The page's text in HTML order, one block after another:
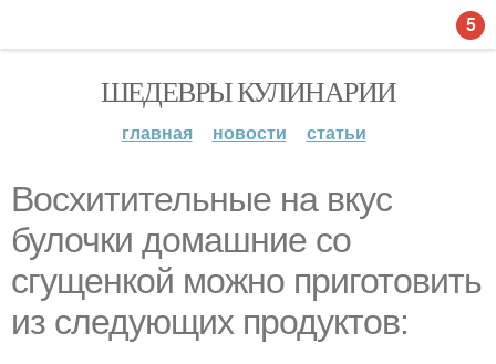
ШЕДЕВРЫ КУЛИНАРИИ
главная новости статьи
Восхитительные на вкус
булочки домашние со
сгущенкой можно приготовить
из следующих продуктов:
5